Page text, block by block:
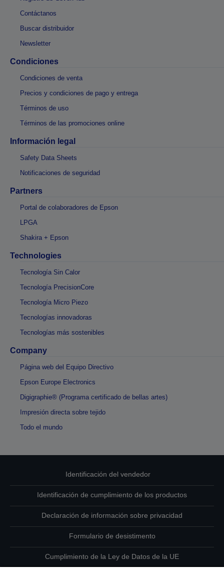
Contáctanos
Buscar distribuidor
Newsletter
Condiciones
Condiciones de venta
Precios y condiciones de pago y entrega
Términos de uso
Términos de las promociones online
Información legal
Safety Data Sheets
Notificaciones de seguridad
Partners
Portal de colaboradores de Epson
LPGA
Shakira + Epson
Technologies
Tecnología Sin Calor
Tecnología PrecisionCore
Tecnología Micro Piezo
Tecnologías innovadoras
Tecnologías más sostenibles
Company
Página web del Equipo Directivo
Epson Europe Electronics
Digigraphie® (Programa certificado de bellas artes)
Impresión directa sobre tejido
Todo el mundo
Identificación del vendedor
Identificación de cumplimiento de los productos
Declaración de información sobre privacidad
Formulario de desistimento
Cumplimiento de la Ley de Datos de la UE